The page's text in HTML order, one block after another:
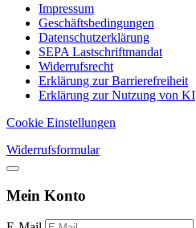
Impressum
Geschäftsbedingungen
Datenschutzerklärung
SEPA Lastschriftmandat
Widerrufsrecht
Erklärung zur Barrierefreiheit
Erklärung zur Nutzung von KI
Cookie Einstellungen
Widerrufsformular
Mein Konto